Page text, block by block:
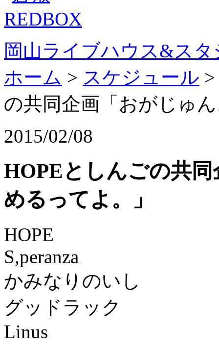
岡山ライブハウス&ス
ホーム > スケジュール
の共同企画「おがじゅ
2015/02/08
HOPEとしんごの共
めるってよ。」
HOPE
S,peranza
かみなりのいし
グッドラック
Linus